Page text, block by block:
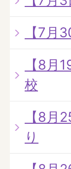
【7月
【8月
校
【8月
り